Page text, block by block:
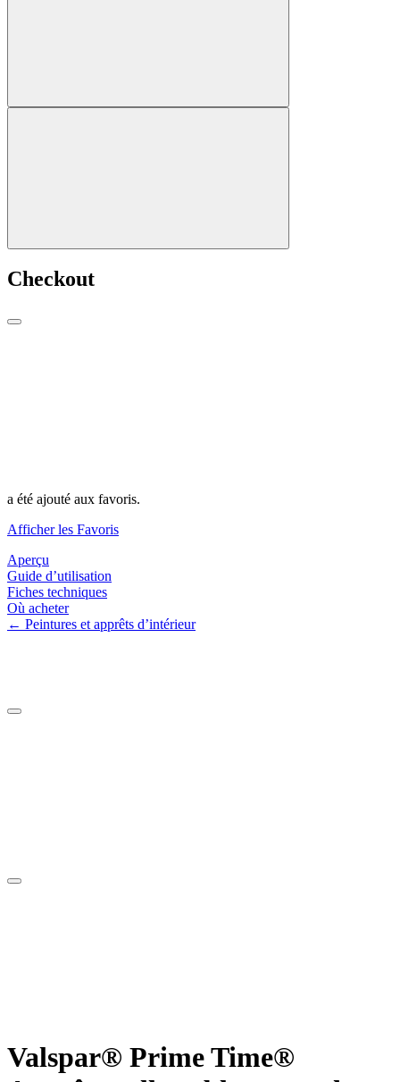
Checkout
a été ajouté aux favoris.
Afficher les Favoris
Aperçu
Guide d’utilisation
Fiches techniques
Où acheter
← Peintures et apprêts d’intérieur
Valspar® Prime Time®